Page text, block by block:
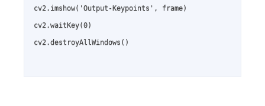
cv2.imshow('Output-Keypoints', frame)
cv2.waitKey(0)
cv2.destroyAllWindows()